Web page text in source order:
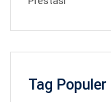
Tag Populer